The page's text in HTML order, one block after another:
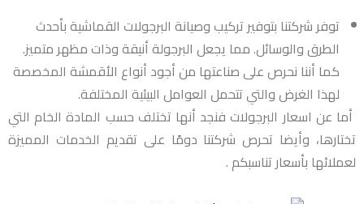
توفر شركتنا بتوفير تركيب وصيانة البرجولات القماشية بأحدث
الطرق والوسائل. مما يجعل البرجولة أنيقة وذات مظهر متميز.
كما أننا نحرص على صناعتها من أجود أنواع الأقمشة المخصصة
لهذا الغرض والتي تتحمل العوامل البيئية المختلفة.
أما عن اسعار البرجولات فنجد أنها تختلف حسب المادة الخام التي
تختارها، وأيضا تحرص شركتنا دومًا على تقديم الخدمات المميزة
لعملائها بأسعار تناسبكم .